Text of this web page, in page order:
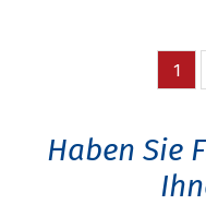
1
Haben Sie